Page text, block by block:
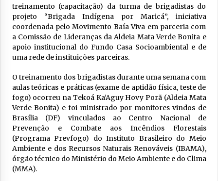
treinamento (capacitação) da turma de brigadistas do
projeto “Brigada Indígena por Maricá”, iniciativa
coordenada pelo Movimento Baía Viva em parceria com
a Comissão de Lideranças da Aldeia Mata Verde Bonita e
apoio institucional do Fundo Casa Socioambiental e de
uma rede de instituições parceiras.
O treinamento dos brigadistas durante uma semana com
aulas teóricas e práticas (exame de aptidão física, teste de
fogo) ocorreu na Tekoá Ka’Aguy Hovy Porã (Aldeia Mata
Verde Bonita) e foi ministrado por monitores vindos de
Brasília (DF) vinculados ao Centro Nacional de
Prevenção e Combate aos Incêndios Florestais
(Programa Prevfogo) do Instituto Brasileiro do Meio
Ambiente e dos Recursos Naturais Renováveis (IBAMA),
órgão técnico do Ministério do Meio Ambiente e do Clima
(MMA).